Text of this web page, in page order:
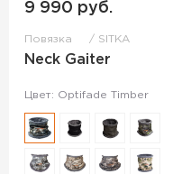
9 990 руб.
Повязка SITKA
Neck Gaiter
Цвет: Optifade Timber